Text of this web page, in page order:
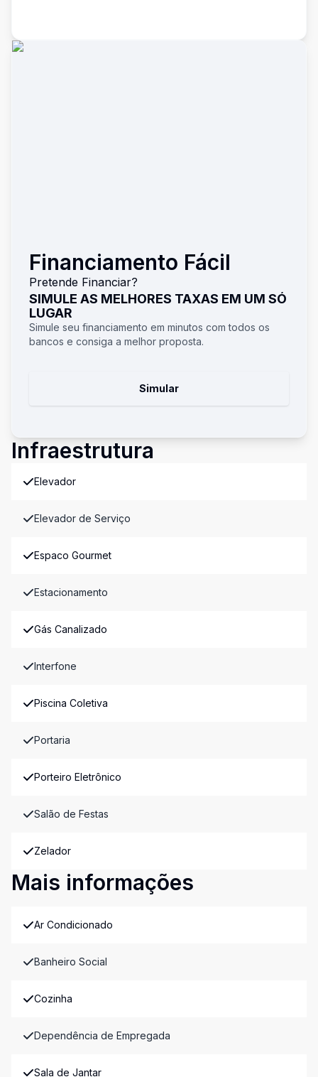
Financiamento Fácil
Pretende Financiar?
SIMULE AS MELHORES TAXAS EM UM SÓ
LUGAR
Simule seu financiamento em minutos com todos os
bancos e consiga a melhor proposta.
Simular
Infraestrutura
Elevador
Elevador de Serviço
Espaco Gourmet
Estacionamento
Gás Canalizado
Interfone
Piscina Coletiva
Portaria
Porteiro Eletrônico
Salão de Festas
Zelador
Mais informações
Ar Condicionado
Banheiro Social
Cozinha
Dependência de Empregada
Sala de Jantar